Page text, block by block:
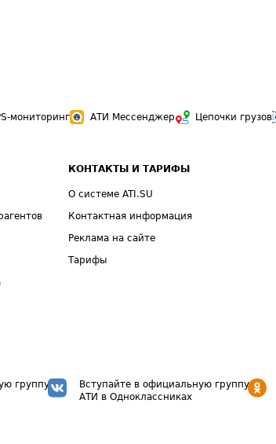
мониторинг АТИ Мессенджер Цепочки грузов
КОНТАКТЫ И ТАРИФЫ
О системе ATI.SU
Контактная информация
Реклама на сайте
Тарифы
группу
Вступайте в официальную группу
АТИ в Одноклассниках